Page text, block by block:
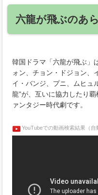
六龍が飛ぶのあ
韓国ドラマ「六龍が飛ぶ」
ォン、チョン・ドジョン、
イ・バンジ、プニ、ムヒュ
龍”が、互いに協力したり
ァンタジー時代劇です。
YouTubeでの動画検索結果（自